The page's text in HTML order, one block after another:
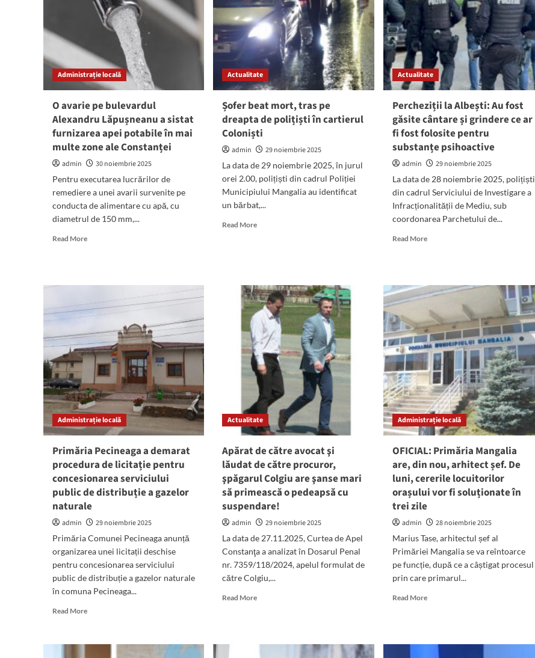
Administrație locală
O avarie pe bulevardul
Alexandru Lăpușneanu a sistat
furnizarea apei potabile în mai
multe zone ale Constanței
admin
30 noiembrie 2025
Pentru executarea lucrărilor de
remediere a unei avarii survenite pe
conducta de alimentare cu apă, cu
diametrul de 150 mm,...
Read MoreRead
bulevardul
Alexandru
Lăpușneanu
a
sistat
furnizarea
apei
potabile
în
mai
multe
Constanței
Actualitate
Șofer beat mort, tras pe
dreapta de polițiști în cartierul
Coloniști
admin
29 noiembrie 2025
La data de 29 noiembrie 2025, în jurul
orei 2.00, polițiști din cadrul Poliției
Municipiului Mangalia au identificat
un bărbat,...
Read MoreRead
tras
pe
dreapta
de
polițiști
în
cartierul
Coloniști
Actualitate
Percheziții la Albești: Au fost
găsite cântare și grindere ce ar
fi fost folosite pentru
substanțe psihoactive
admin
29 noiembrie 2025
La data de 28 noiembrie 2025, polițiști
din cadrul Serviciului de Investigare a
Infracționalității de Mediu, sub
coordonarea Parchetului de...
Read MoreRead
Albești:
fost
găsite
cântare
și
grindere
ce
ar
fi
fost
folosite
pentru
psihoactive
Administrație locală
Primăria Pecineaga a demarat
procedura de licitație pentru
concesionarea serviciului
public de distribuție a gazelor
naturale
admin
29 noiembrie 2025
Primăria Comunei Pecineaga anunță
organizarea unei licitații deschise
pentru concesionarea serviciului
public de distribuție a gazelor naturale
în comuna Pecineaga...
Read MoreRead
Primăria
Actualitate
Apărat de către avocat şi
lăudat de către procuror,
şpăgarul Colgiu are şanse mari
să primească o pedeapsă cu
suspendare!
admin
29 noiembrie 2025
La data de 27.11.2025, Curtea de Apel
Constanţa a analizat în Dosarul Penal
nr. 7359/118/2024, apelul formulat de
către Colgiu,...
Read MoreRead
Administrație locală
OFICIAL: Primăria Mangalia
are, din nou, arhitect șef. De
luni, cererile locuitorilor
orașului vor fi soluționate în
trei zile
admin
28 noiembrie 2025
Marius Tase, arhitectul șef al
Primăriei Mangalia se va reîntoarce
pe funcție, după ce a câștigat procesul
prin care primarul...
Read MoreRead
Mangalia